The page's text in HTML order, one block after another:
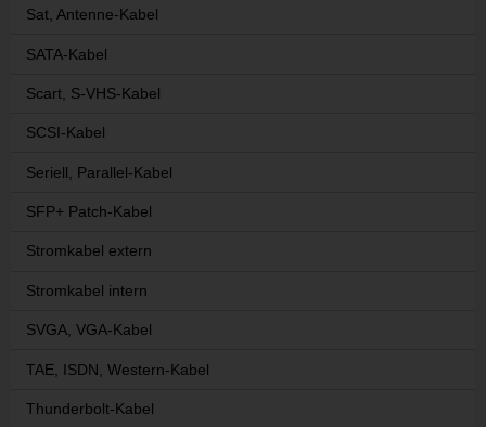
Sat, Antenne-Kabel
SATA-Kabel
Scart, S-VHS-Kabel
SCSI-Kabel
Seriell, Parallel-Kabel
SFP+ Patch-Kabel
Stromkabel extern
Stromkabel intern
SVGA, VGA-Kabel
TAE, ISDN, Western-Kabel
Thunderbolt-Kabel